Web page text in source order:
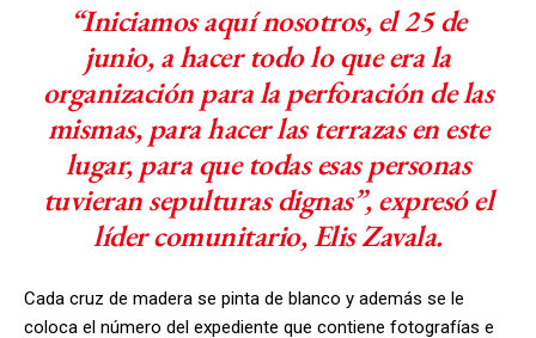
“Iniciamos aquí nosotros, el 25 de
junio, a hacer todo lo que era la
organización para la perforación de las
mismas, para hacer las terrazas en este
lugar, para que todas esas personas
tuvieran sepulturas dignas”, expresó el
líder comunitario, Elis Zavala.
Cada cruz de madera se pinta de blanco y además se le
coloca el número del expediente que contiene fotografías e